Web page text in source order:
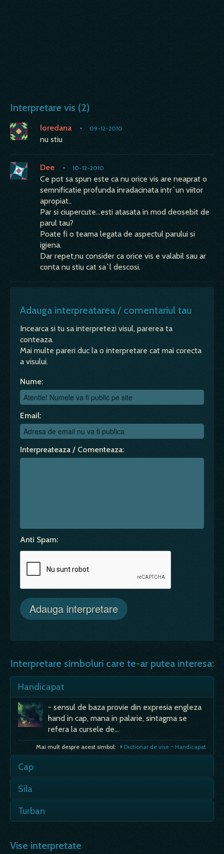
Interpretare vis (2)
loredana • 09-12-2010
nu stiu
Dee • 10-12-2010
Ce pot sa spun este ca nu orice vis are neaprat o
semnificatie profunda inradacinata intr`un viitor
apropiat..
Par si ciupercute...esti atasata in mod deosebit de
parul tau?
Poate fi o teama legata de aspectul parului si
igiena.
Dar repet,nu consider ca orice vis e valabil sau ar
conta nu stiu cat sa`l descosi.
Adauga interpreatarea / comentariul tau
Incearca si tu sa interpretezi visul, parerea ta
conteaza.
Mai multe pareri duc la o interpretare cat mai corecta
a visului.
Nume:
Email:
Interpreateaza / Comenteaza:
Anti Spam:
Interpretare simboluri care te-ar putea interesa:
Handicapat
- sensul de baza provie din expresia engleza
hand in cap, mana in palarie, sintagma se
refera la cursele de…
Mai mult despre acest simbol: Dictionar de vise ~ Handicapat
Cap
de locuitor mai putin; Tuns - te vei agita mult;
Sila
Mai mult despre acest simbol:
Turban
de cap…
Vise interpretate